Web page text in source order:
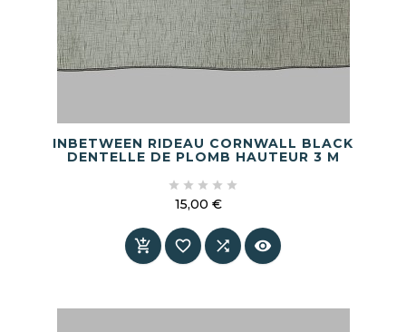
INBETWEEN RIDEAU CORNWALL BLACK
DENTELLE DE PLOMB HAUTEUR 3 M
    
15,00 €
   